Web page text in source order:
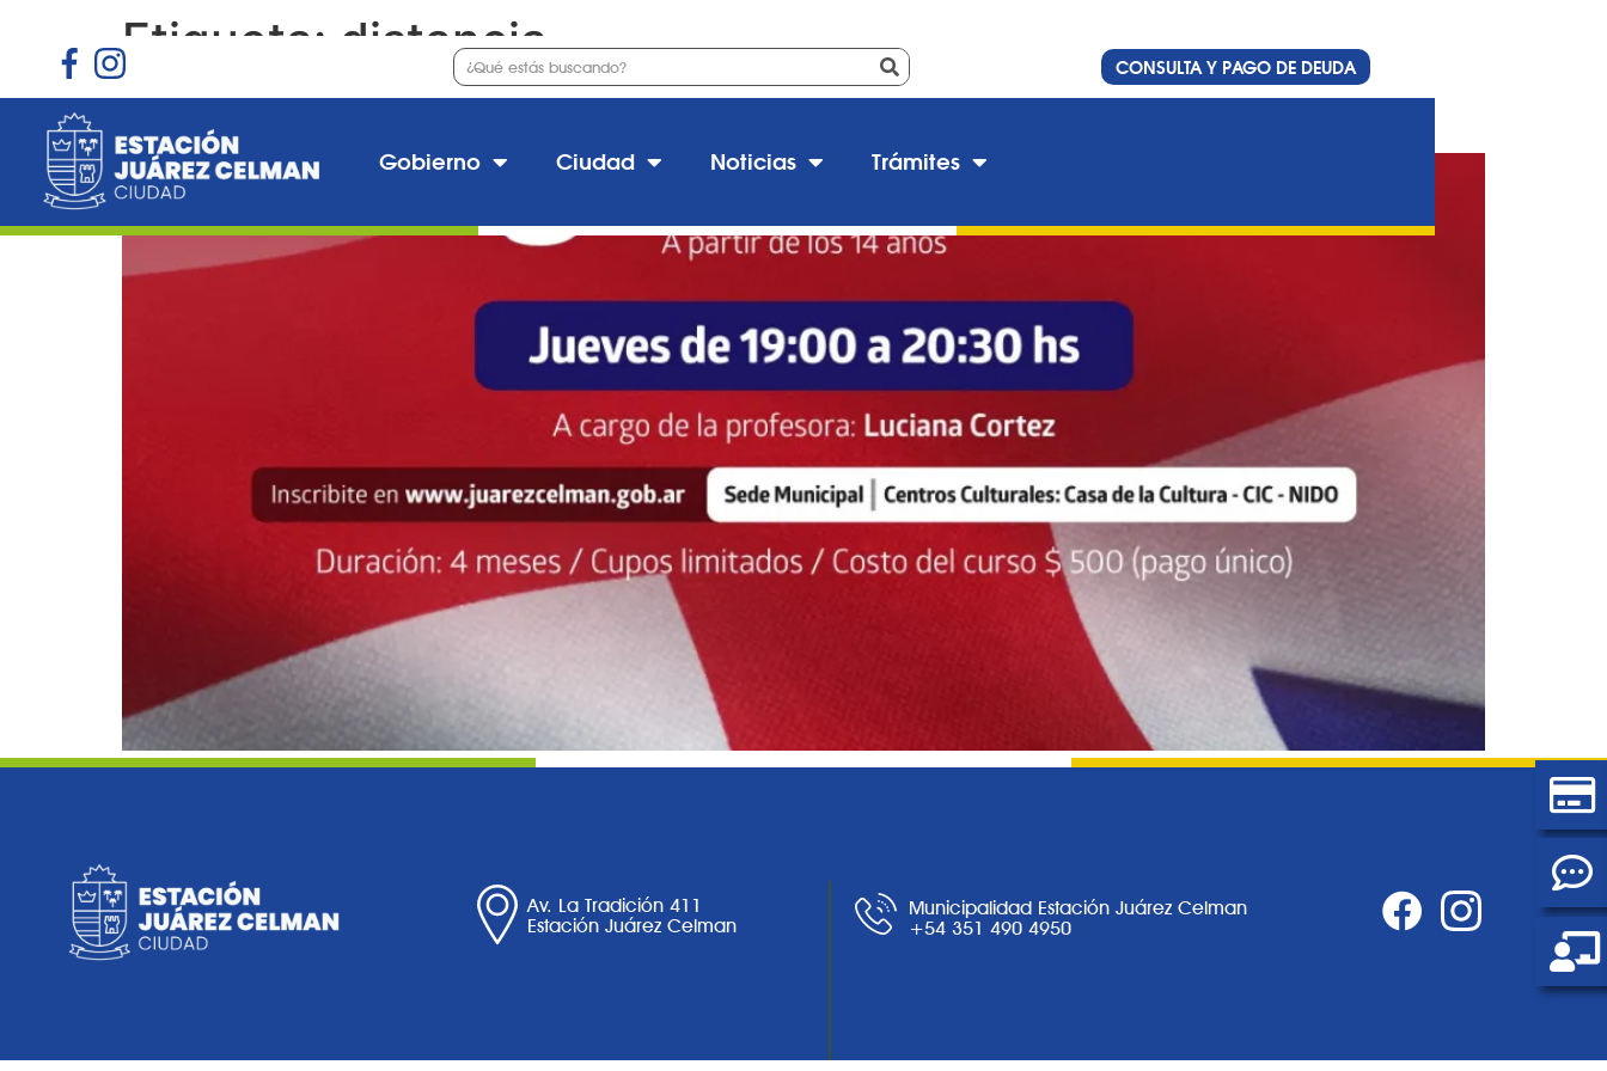
CONSULTA Y PAGO DE DEUDA
Gobierno Ciudad Noticias Trámites
Etiqueta: distancia
Inscripción al curso «Inglés básico virtual»
Av. La Tradición 411
Estación Juárez Celman
Municipalidad Estación Juárez Celman
+54 351 490 4950